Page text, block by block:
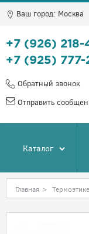
Ваш город: Москва
+7 (926) 218-
+7 (925) 777-
Обратный звонок
Отправить
Каталог
Главная >